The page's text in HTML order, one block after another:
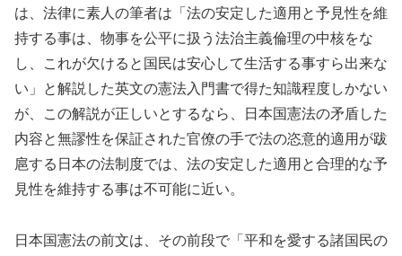
は、法律に素人の筆者は「法の安定した適用と予見性を維
持する事は、物事を公平に扱う法治主義倫理の中核をな
し、これが欠けると国民は安心して生活する事すら出来な
い」と解説した英文の憲法入門書で得た知識程度しかない
が、この解説が正しいとするなら、日本国憲法の矛盾した
内容と無謬性を保証された官僚の手で法の恣意的適用が跋
扈する日本の法制度では、法の安定した適用と合理的な予
見性を維持する事は不可能に近い。
日本国憲法の前文は、その前段で「平和を愛する諸国民の